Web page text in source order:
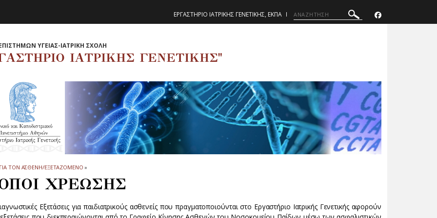
ΕΡΓΑΣΤΗΡΙΟ ΙΑΤΡΙΚΗΣ ΓΕΝΕΤΙΚΗΣ, ΕΚΠΑ
ΥΓΕΙΑΣ-ΙΑΤΡΙΚΗ ΣΧΟΛΗ
ΙΑΤΡΙΚΗΣ ΓΕΝΕΤΙΚΗΣ"
ΓΙΑ ΤΟΝ ΑΣΘΕΝΗ/ΕΞΕΤΑΖΟΜΕΝΟ »
ΧΡΕΩΣΗΣ
Εξετάσεις για παιδιατρικούς ασθενείς που πραγματοποιούνται στο Εργαστήριο Ιατρικής Γενετικής αφορούν